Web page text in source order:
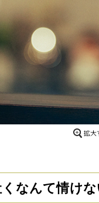
くなんて情け